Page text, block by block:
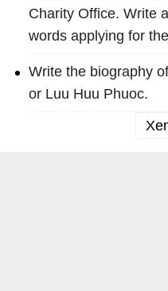
Charity Office. Write
words applying for
Write the biography
or Luu Huu Phuoc.